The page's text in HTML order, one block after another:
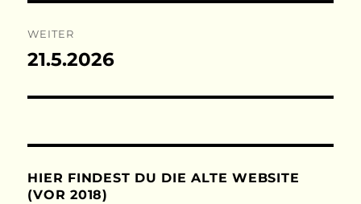
WEITER
Nächster
21.5.2026
HIER FINDEST DU DIE ALTE WEBSITE
(VOR 2018)